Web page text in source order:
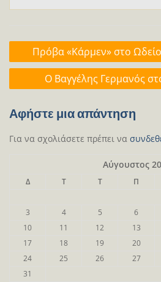
Πλοήγηση
άρθρων
Πρόβα «Κάρμεν» στο
Ο Βαγγέλης Γερμανός
Αφήστε μια απάντηση
Για να σχολιάσετε πρέπει να
Αύγουστος
Δ Τ Τ Π
3
4 5 6
10
11 12 13
17
18 19 20
24
25 26 27
31